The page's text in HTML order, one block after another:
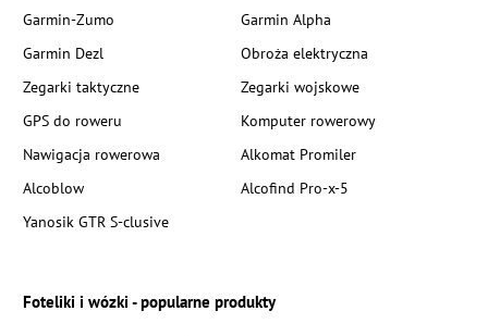
Garmin-Zumo
Garmin Alpha
Garmin Dezl
Obroża elektryczna
Zegarki taktyczne
Zegarki wojskowe
GPS do roweru
Komputer rowerowy
Nawigacja rowerowa
Alkomat Promiler
Alcoblow
Alcofind Pro-x-5
Yanosik GTR S-clusive
Foteliki i wózki - popularne produkty